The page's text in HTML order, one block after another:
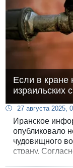
Если в кране
израильских
27 августа 2025,
Иранское
опубликовало
чудовищного
страну.